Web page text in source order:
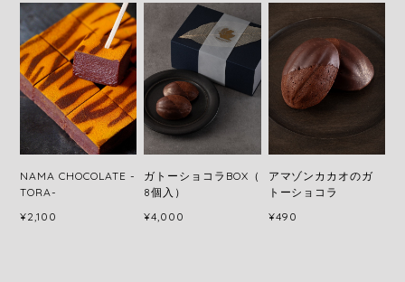
NAMA CHOCOLATE -
TORA-
¥2,100
ガトーショコラBOX（
8個入）
¥4,000
アマゾンカカオのガ
トーショコラ
¥490